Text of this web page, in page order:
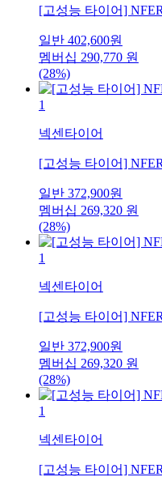
[고성능 타이어]
일반 402,600원
멤버십 290,770 원
(28%)
1
넥센타이어
[고성능 타이어]
일반 372,900원
멤버십 269,320 원
(28%)
1
넥센타이어
[고성능 타이어]
일반 372,900원
멤버십 269,320 원
(28%)
1
넥센타이어
[고성능 타이어]